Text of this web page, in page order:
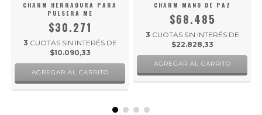
CHARM HERRADURA PARA
PULSERA ME
$30.271
3 CUOTAS SIN INTERÉS DE
$10.090,33
CHARM MANO DE PAZ
$68.485
3 CUOTAS SIN INTERÉS DE
$22.828,33
AGREGAR AL CARRITO